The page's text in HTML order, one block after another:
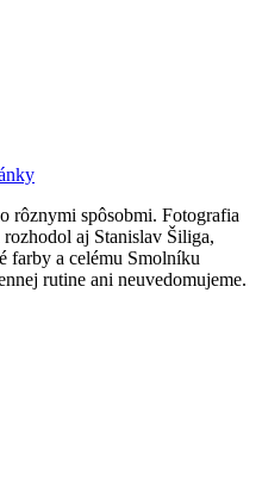
rôznymi spôsobmi. Fotografia
aj Stanislav Šiliga,
farby a celému Smolníku
rutine ani neuvedomujeme.